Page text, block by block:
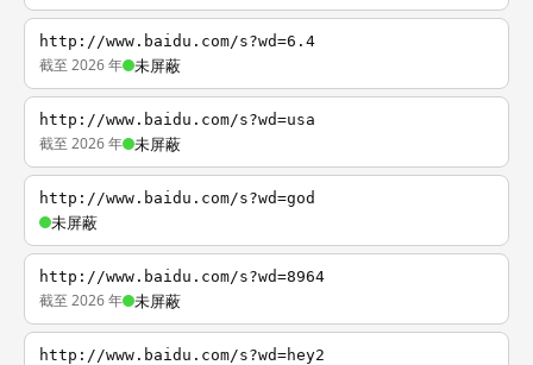
http://www.baidu.com/s?wd=6.4
截至 2026 年 未屏蔽
http://www.baidu.com/s?wd=usa
截至 2026 年 未屏蔽
http://www.baidu.com/s?wd=god
未屏蔽
http://www.baidu.com/s?wd=8964
截至 2026 年 未屏蔽
http://www.baidu.com/s?wd=hey2